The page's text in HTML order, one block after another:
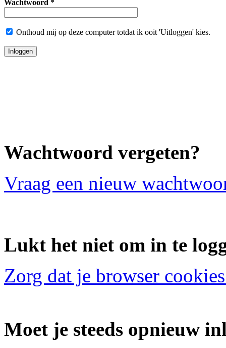
Wachtwoord *
Onthoud mij op deze computer totdat ik ooit 'Uitloggen' kies.
Wachtwoord vergeten?
Vraag een nieuw
Lukt het niet om in te
Zorg dat je browser
Moet je steeds opnieuw